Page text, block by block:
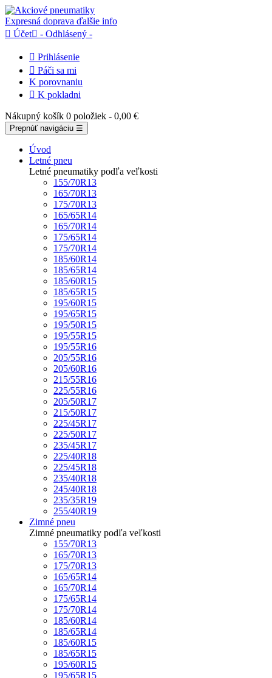
Expresná doprava ďalšie info
 Účet - Odhlásený -
 Prihlásenie
 Páči sa mi
K porovnaniu
 K pokladni
Nákupný košík 0 položiek - 0,00 €
Prepnúť navigáciu ☰
Úvod
Letné pneu
Letné pneumatiky podľa veľkosti
155/70R13
165/70R13
175/70R13
165/65R14
165/70R14
175/65R14
175/70R14
185/60R14
185/65R14
185/60R15
185/65R15
195/60R15
195/65R15
195/50R15
195/55R15
195/55R16
205/55R16
205/60R16
215/55R16
225/55R16
205/50R17
215/50R17
225/45R17
225/50R17
235/45R17
225/40R18
225/45R18
235/40R18
245/40R18
235/35R19
255/40R19
Zimné pneu
Zimné pneumatiky podľa veľkosti
155/70R13
165/70R13
175/70R13
165/65R14
165/70R14
175/65R14
175/70R14
185/60R14
185/65R14
185/60R15
185/65R15
195/60R15
195/65R15